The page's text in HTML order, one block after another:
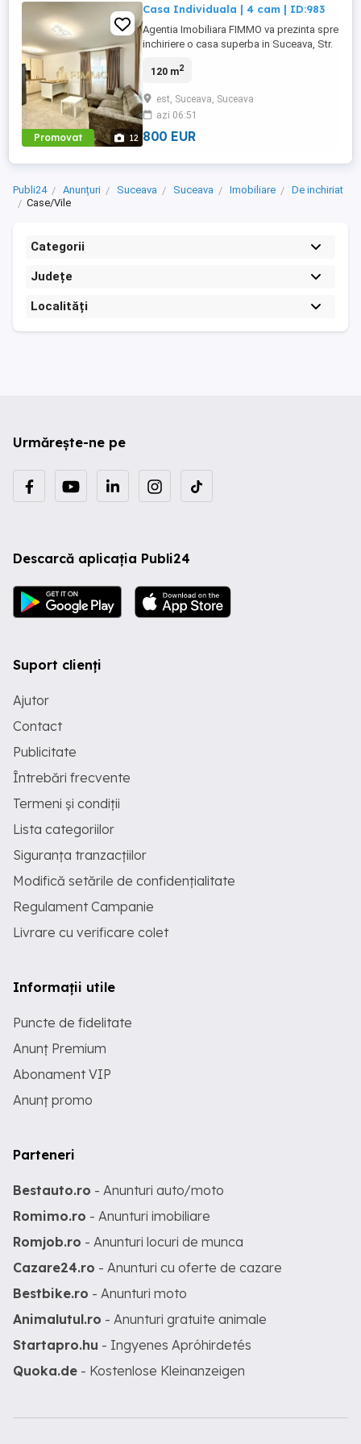
Promovat 12
Casa Individuala | 4 cam | ID:983
Agentia Imobiliara FIMMO va prezinta spre
inchiriere o casa superba in Suceava, Str.
un teren de 5 ari, care beneficiaza si de
interior, cat si la exterior. Imobilul este
compus astfel: Parter: - Bucatarie cu
spatiu ...
120 m2
est, Suceava, Suceava
azi 06:51
800 EUR
Publi24 Anunțuri Suceava Suceava Imobiliare
De inchiriat
Case/Vile
Categorii
Județe
Localități
Urmărește-ne pe
Descarcă aplicația Publi24
Suport clienți
Ajutor
Contact
Publicitate
Întrebări frecvente
Termeni și condiții
Lista categoriilor
Siguranța tranzacțiilor
Modifică setările de confidențialitate
Regulament Campanie
Livrare cu verificare colet
Informații utile
Puncte de fidelitate
Anunț Premium
Abonament VIP
Anunț promo
Parteneri
Bestauto.ro - Anunturi auto/moto
Romimo.ro - Anunturi imobiliare
Romjob.ro - Anunturi locuri de munca
Cazare24.ro - Anunturi cu oferte de cazare
Bestbike.ro - Anunturi moto
Animalutul.ro - Anunturi gratuite animale
Startapro.hu - Ingyenes Apróhirdetés
Quoka.de - Kostenlose Kleinanzeigen